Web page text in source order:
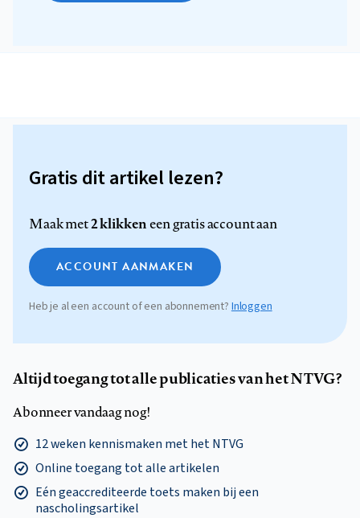
Gratis dit artikel lezen?
Maak met2 klikkeneen gratis account aan
ACCOUNT AANMAKEN
Heb je al een account of een abonnement? Inloggen
Altijd toegang tot alle publicaties van het NTVG?
Abonneer vandaag nog!
12 weken kennismaken met het NTVG
Online toegang tot alle artikelen
Eén geaccrediteerde toets maken bij een
nascholingsartikel